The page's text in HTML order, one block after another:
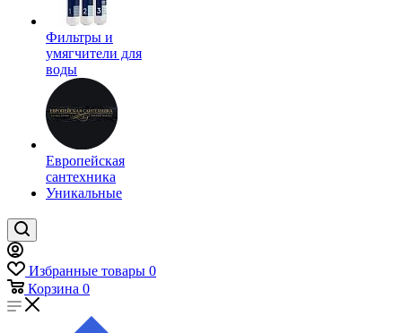
Фильтры и
умягчители для
воды
Европейская
сантехника
Уникальные
Избранные товары 0
Корзина 0